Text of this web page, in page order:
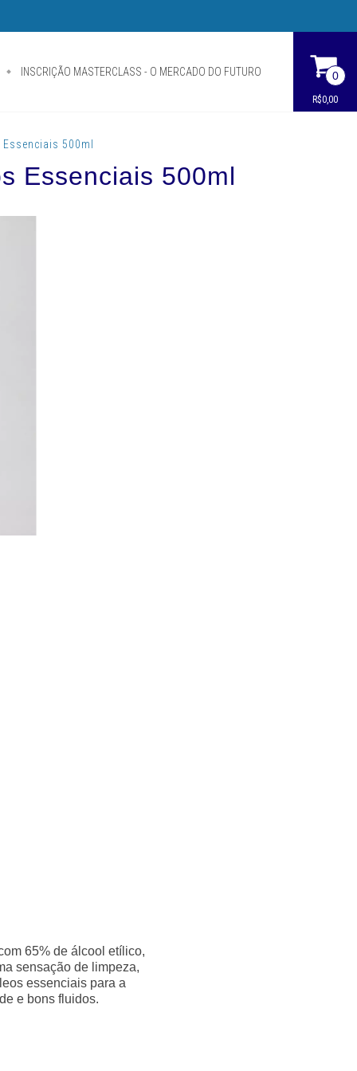
INSCRIÇÃO MASTERCLASS - O MERCADO DO FUTURO 0
R$0,00
500ml
Essenciais 500ml
65% de álcool etílico,
sensação de limpeza,
essenciais para a
e bons fluidos.